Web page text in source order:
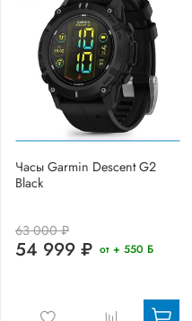
Часы Garmin Descent G2
Black
63 000 ₽
54 999 ₽ от + 550 Б